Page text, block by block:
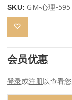
SKU:GM-心理-595
会员优惠
登录或注册以查看